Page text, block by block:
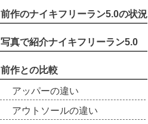
前作のナイキフリーラン5.0の状況
写真で紹介ナイキフリーラン5.0
前作との比較
アッパーの違い
アウトソールの違い